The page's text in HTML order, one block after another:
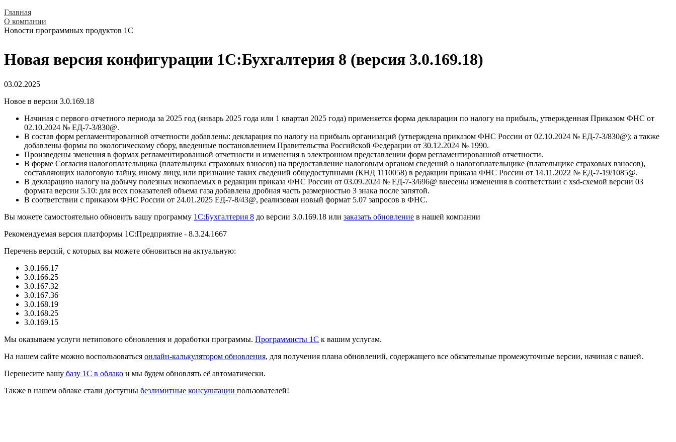
Главная
О компании
Новости программных продуктов 1С
Новая версия конфигурации 1С:Бухгалтерия 8 (версия 3.0.169.18)
03.02.2025
Новое в версии 3.0.169.18
Начиная с первого отчетного периода за 2025 год (январь 2025 года или 1 квартал 2025 года) применяется форма декларации по налогу на прибыль, утвержденная Приказом ФНС от
02.10.2024 № ЕД-7-3/830@.
В состав форм регламентированной отчетности добавлены: декларация по налогу на прибыль организаций (утверждена приказом ФНС России от 02.10.2024 № ЕД-7-3/830@); а также
добавлены формы по экологическому сбору, введенные постановлением Правительства Российской Федерации от 30.12.2024 № 1990.
Произведены зменения в формах регламентированной отчетности и изменения в электронном представлении форм регламентированной отчетности.
В форме Согласия налогоплательщика (плательщика страховых взносов) на предоставление налоговым органом сведений о налогоплательщике (плательщике страховых взносов),
составляющих налоговую тайну, иному лицу, или признание таких сведений общедоступными (КНД 1110058) в редакции приказа ФНС России от 14.11.2022 № ЕД-7-19/1085@.
В декларацию налогу на добычу полезных ископаемых в редакции приказа ФНС России от 03.09.2024 № ЕД-7-3/696@ внесены изменения в соответствии с xsd-схемой версии 03
формата версии 5.10: для всех показателей объема газа добавлена дробная часть размерностью 3 знака после запятой.
В соответствии с приказом ФНС России от 24.01.2025 ЕД-7-8/43@, реализован новый формат 5.07 запросов в ФНС.
Вы можете самостоятельно обновить вашу программу 1С:Бухгалтерия 8 до версии 3.0.169.18 или заказать обновление в нашей компании
Рекомендуемая версия платформы 1С:Предприятие - 8.3.24.1667
Перечень версий, с которых вы можете обновиться на актуальную:
3.0.166.17
3.0.166.25
3.0.167.32
3.0.167.36
3.0.168.19
3.0.168.25
3.0.169.15
Мы оказываем услуги нетипового обновления и доработки программы. Программисты 1С к вашим услугам.
На нашем сайте можно воспользоваться онлайн-калькулятором обновления, для получения плана обновлений, содержащего все обязательные промежуточные версии, начиная с вашей.
Перенесите вашу базу 1C в облако и мы будем обновлять её автоматически.
Также в нашем облаке стали доступны безлимитные консультации пользователей!